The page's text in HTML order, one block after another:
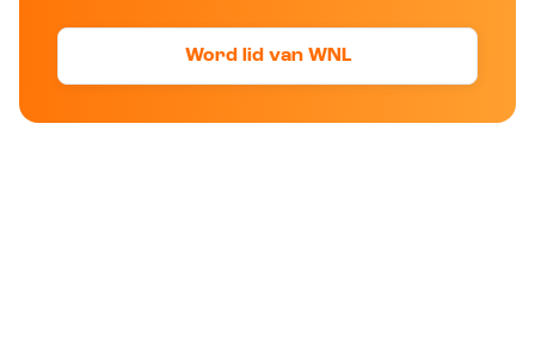
Word lid van WNL